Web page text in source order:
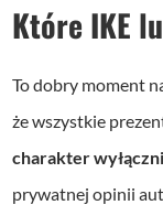
Które IKE
To dobry moment
że wszystkie
charakter
prywatnej opinii